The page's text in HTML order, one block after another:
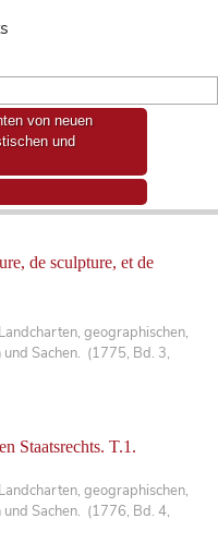
de sculpture, et de
geographischen,
und Sachen. (1775, Bd. 3,
Staatsrechts. T.1.
geographischen,
und Sachen. (1776, Bd. 4,
von neuen
und